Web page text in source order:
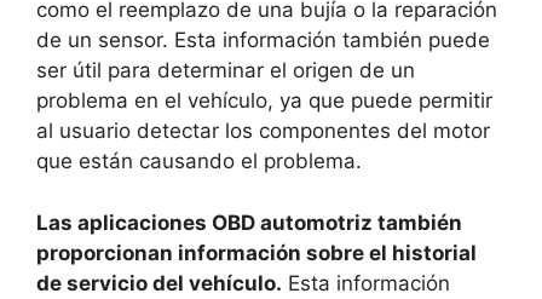
como el reemplazo de una bujía o la reparación
de un sensor. Esta información también puede
ser útil para determinar el origen de un
problema en el vehículo, ya que puede permitir
al usuario detectar los componentes del motor
que están causando el problema.
Las aplicaciones OBD automotriz también
proporcionan información sobre el historial
de servicio del vehículo. Esta información